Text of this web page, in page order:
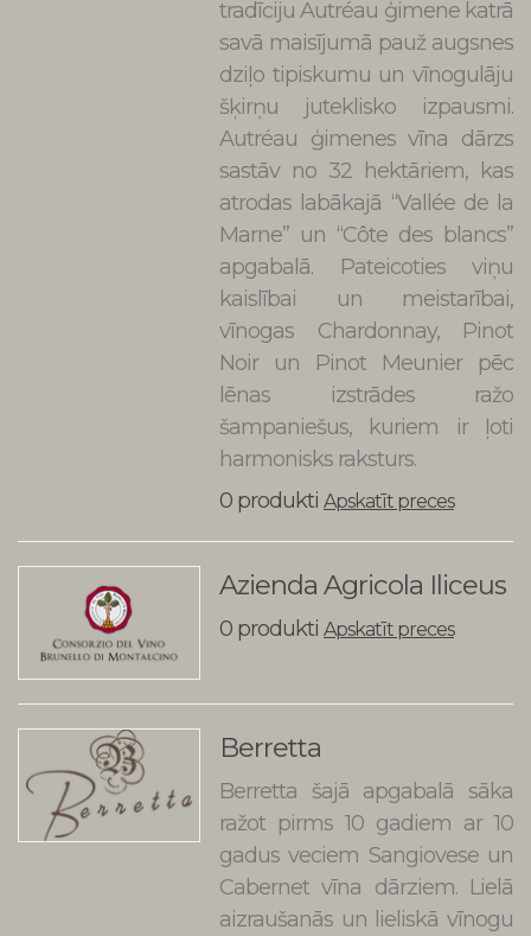
tradīciju Autréau ģimene katrā
savā maisījumā pauž augsnes
dziļo tipiskumu un vīnogulāju
šķirņu juteklisko izpausmi.
Autréau ģimenes vīna dārzs
sastāv no 32 hektāriem, kas
atrodas labākajā “Vallée de la
Marne” un “Côte des blancs”
apgabalā. Pateicoties viņu
kaislībai un meistarībai,
vīnogas Chardonnay, Pinot
Noir un Pinot Meunier pēc
lēnas izstrādes ražo
šampaniešus, kuriem ir ļoti
harmonisks raksturs.
0 produkti Apskatīt preces
Azienda Agricola Iliceus
0 produkti Apskatīt preces
Berretta
Berretta šajā apgabalā sāka
ražot pirms 10 gadiem ar 10
gadus veciem Sangiovese un
Cabernet vīna dārziem. Lielā
aizraušanās un lieliskā vīnogu